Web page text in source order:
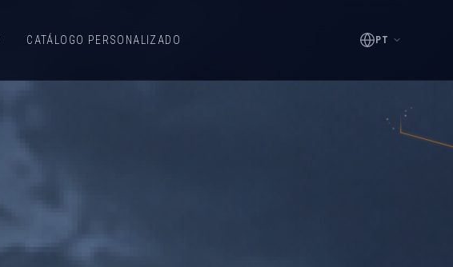
CATÁLOGO PERSONALIZADO PT